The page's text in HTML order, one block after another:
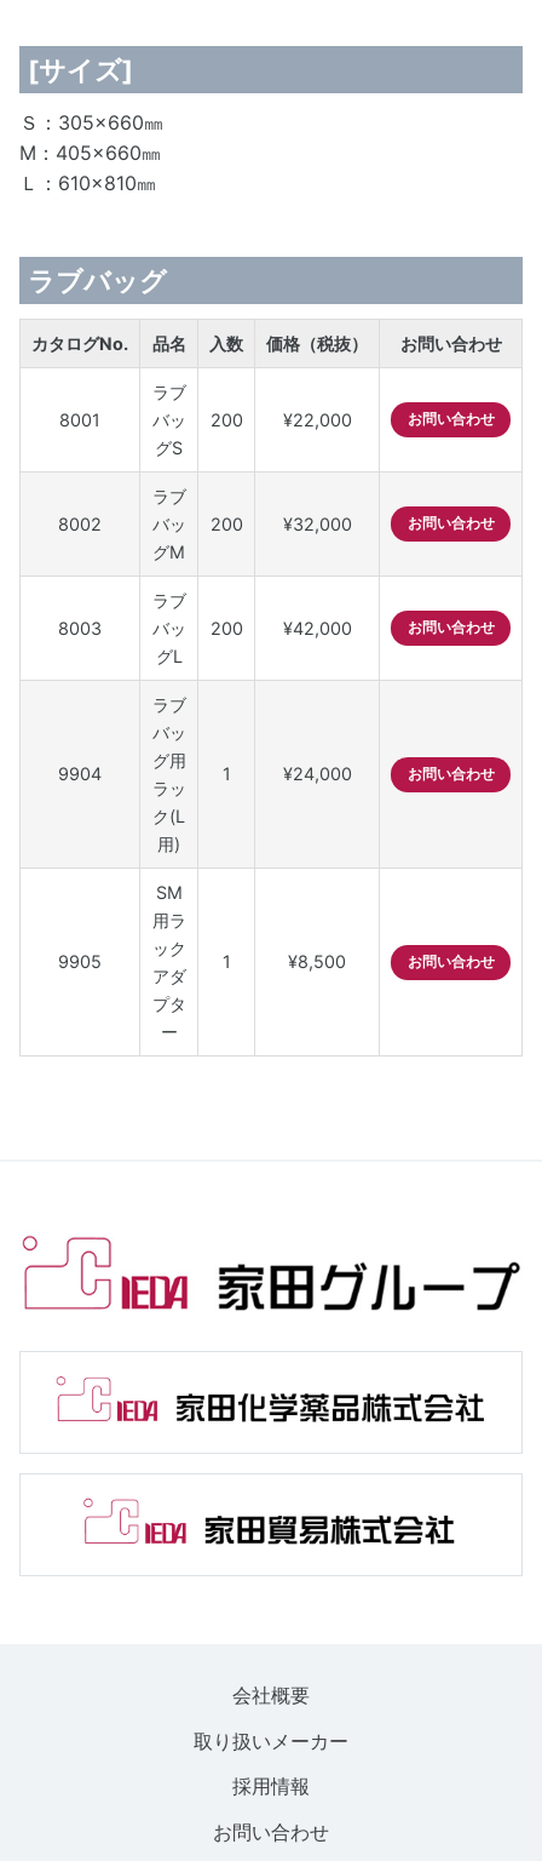
[サイズ]
Ｓ：305×660㎜
M：405×660㎜
Ｌ：610×810㎜
ラブバッグ
カタログNo. 品名 入数 価格（税抜） お問い合わせ
8001
ラブ
バッ
グS
200 ¥22,000 お問い合わせ
8002
ラブ
バッ
グM
200 ¥32,000 お問い合わせ
8003
ラブ
バッ
グL
200 ¥42,000 お問い合わせ
9904
ラブ
バッ
グ用
ラッ
ク(L
用)
1 ¥24,000 お問い合わせ
9905
SM
用ラ
ック
アダ
プタ
ー
1 ¥8,500 お問い合わせ
会社概要
取り扱いメーカー
採用情報
お問い合わせ